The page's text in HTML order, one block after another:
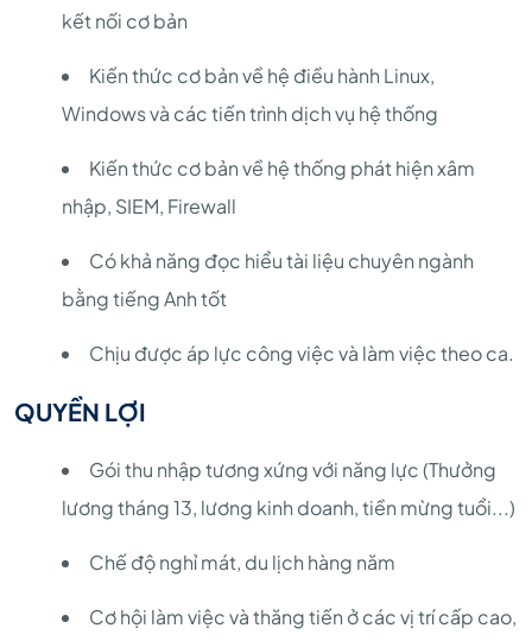
kết nối cơ bản
Kiến thức cơ bản về hệ điều hành Linux,
Windows và các tiến trình dịch vụ hệ thống
Kiến thức cơ bản về hệ thống phát hiện xâm
nhập, SIEM, Firewall
Có khả năng đọc hiểu tài liệu chuyên ngành
bằng tiếng Anh tốt
Chịu được áp lực công việc và làm việc theo ca.
QUYỀN LỢI
Gói thu nhập tương xứng với năng lực (Thưởng
lương tháng 13, lương kinh doanh, tiền mừng tuổi...)
Chế độ nghỉ mát, du lịch hàng năm
Cơ hội làm việc và thăng tiến ở các vị trí cấp cao,